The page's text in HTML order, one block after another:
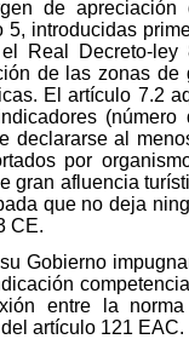
de apreciación
introducidas
Real Decreto-ley
de las zonas de
El artículo 7.2
(número
declararse al
por
gran afluencia
que no deja
CE.
Gobierno
entre la
artículo 121 EAC.